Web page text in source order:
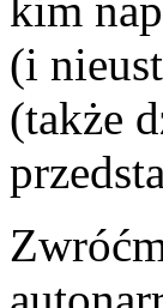
kim
(i
(także